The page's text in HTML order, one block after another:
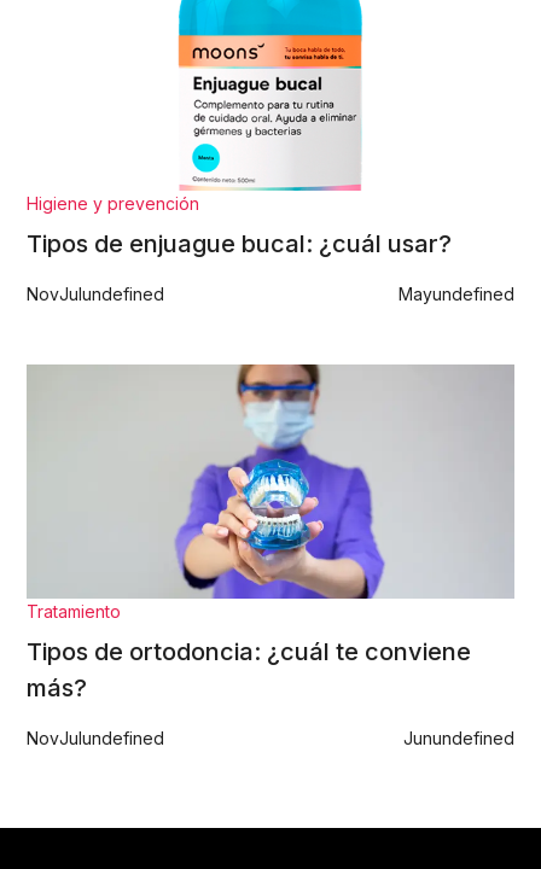
Higiene y prevención
Tipos de enjuague bucal: ¿cuál usar?
NovJulundefined Mayundefined
Tratamiento
Tipos de ortodoncia: ¿cuál te conviene
más?
NovJulundefined Junundefined